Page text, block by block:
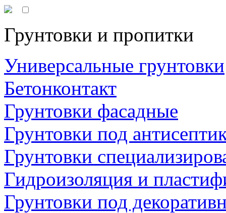
Грунтовки и пропитки
Универсальные грунтовки
Бетонконтакт
Грунтовки фасадные
Грунтовки под
Грунтовки
Гидроизоляция и
Грунтовки под